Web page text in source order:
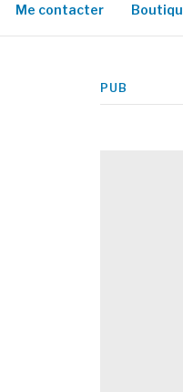
Me contacter
PUB